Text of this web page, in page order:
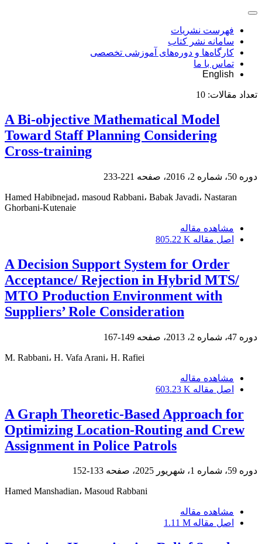
فهرست نشریات
سامانه نشر کتاب
کارگاه‌ها و دوره‌های آموزشی تخصصی
تماس با ما
English
تعداد مقالات: 10
A Bi-objective Mathematical Model
Toward Staff Planning Considering
Cross-training
دوره 50، شماره 2، 2016، صفحه 221-233
Hamed Habibnejad، masoud Rabbani، Babak Javadi، Nastaran
Ghorbani-Kutenaie
مشاهده مقاله
اصل مقاله 805.22 K
A Decision Support System for Order
Acceptance/ Rejection in Hybrid MTS/
MTO Production Environment with
Suppliers’ Role Consideration
دوره 47، شماره 2، 2013، صفحه 149-167
M. Rabbani، H. Vafa Arani، H. Rafiei
مشاهده مقاله
اصل مقاله 603.23 K
A Graph Theoretic-Based Approach for
Optimizing Location-Routing and Crew
Assignment in Police Patrols
دوره 59، شماره 1، شهریور 2025، صفحه 133-152
Hamed Manshadian، Masoud Rabbani
مشاهده مقاله
اصل مقاله 1.11 M